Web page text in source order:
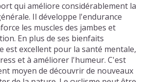
qui améliore considérablement la
Il développe l'endurance
les muscles des jambes et
En plus de ses bienfaits
est excellent pour la santé mentale,
et à améliorer l'humeur. C'est
moyen de découvrir de nouveaux